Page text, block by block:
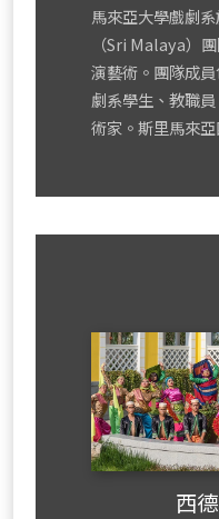
馬來亞大學戲劇
（Sri Malaya）
演藝術。團隊成
劇系學生、教職
術家。斯里馬來
西